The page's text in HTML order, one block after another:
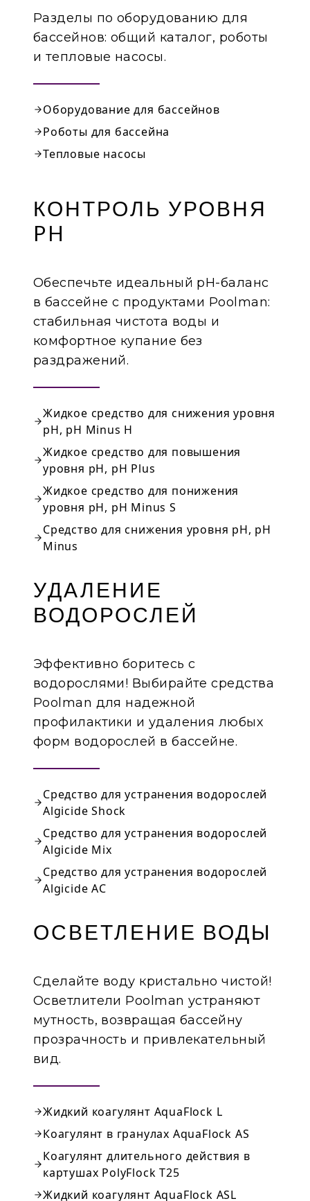
Разделы по оборудованию для
бассейнов: общий каталог, роботы
и тепловые насосы.
Оборудование для бассейнов
Роботы для бассейна
Тепловые насосы
Каталог продукции
КОНТРОЛЬ УРОВНЯ
PH
Обеспечьте идеальный pH-баланс
в бассейне с продуктами Poolman:
стабильная чистота воды и
комфортное купание без
раздражений.
Жидкое средство для снижения уровня
pH, pH Minus H
Жидкое средство для повышения
уровня pH, pH Plus
Жидкое средство для понижения
уровня pH, pH Minus S
Средство для cнижения уровня pH, pH
Minus
УДАЛЕНИЕ
ВОДОРОСЛЕЙ
Эффективно боритесь с
водорослями! Выбирайте средства
Poolman для надежной
профилактики и удаления любых
форм водорослей в бассейне.
Средство для устранения водорослей
Algicide Shock
Средство для устранения водорослей
Algicide Mix
Средство для устранения водорослей
Algicide AC
ОСВЕТЛЕНИЕ ВОДЫ
Сделайте воду кристально чистой!
Осветлители Poolman устраняют
мутность, возвращая бассейну
прозрачность и привлекательный
вид.
Жидкий коагулянт AquaFlock L
Коагулянт в гранулах AquaFlock AS
Коагулянт длительного действия в
картушах PolyFlock T25
Жидкий коагулянт AquaFlock ASL